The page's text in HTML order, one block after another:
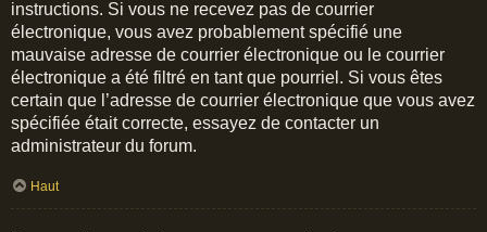
instructions. Si vous ne recevez pas de courrier
électronique, vous avez probablement spécifié une
mauvaise adresse de courrier électronique ou le courrier
électronique a été filtré en tant que pourriel. Si vous êtes
certain que l’adresse de courrier électronique que vous avez
spécifiée était correcte, essayez de contacter un
administrateur du forum.
Haut